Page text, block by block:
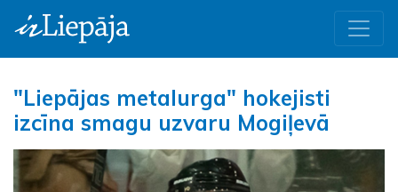
"Liepājas metalurga" hokejisti
izcīna smagu uzvaru Mogiļevā